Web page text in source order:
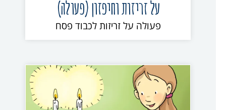
על זריזות וחיפזון (פעולה)
פעולה על זריזות לכבוד פסח